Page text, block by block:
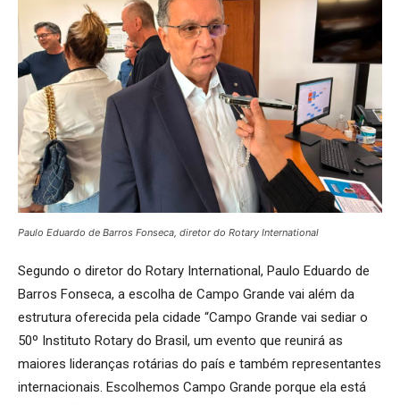
Paulo Eduardo de Barros Fonseca, diretor do Rotary International
Segundo o diretor do Rotary International, Paulo Eduardo de
Barros Fonseca, a escolha de Campo Grande vai além da
estrutura oferecida pela cidade “Campo Grande vai sediar o
50º Instituto Rotary do Brasil, um evento que reunirá as
maiores lideranças rotárias do país e também representantes
internacionais. Escolhemos Campo Grande porque ela está